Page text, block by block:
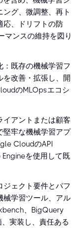
グ、微調整、再ト
応、ドリフトの防
マンスの維持を図り
：既存の機械学習フ
を改善・拡張し、開
のMLOpsエコシ
イアントまたは顧客
堅牢な機械学習アプ
CloudのAPI
を使用して既
ジェクト要件とパフ
械学習ツール、アル
、BigQuery
実装し、責任ある